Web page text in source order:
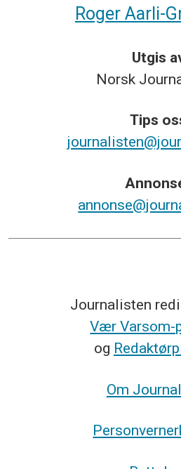
Roger Aarli-
Utgis
Norsk
Tips
Journalisten
Vær Varsom-
og
Om